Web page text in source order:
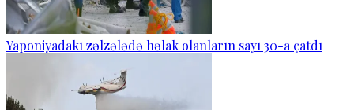
Yaponiyadakı zəlzələdə həlak olanların sayı 30-a çatdı